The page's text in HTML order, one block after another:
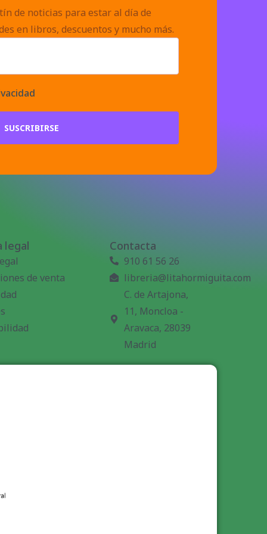
de noticias para estar al día de
en libros, descuentos y mucho más.
SUSCRIBIRSE
legal
de venta
Contacta
910 61 56 26
libreria@litahormiguita.com
C. de Artajona,
11, Moncloa -
Aravaca, 28039
Madrid